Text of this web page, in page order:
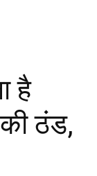
है
ठंड,